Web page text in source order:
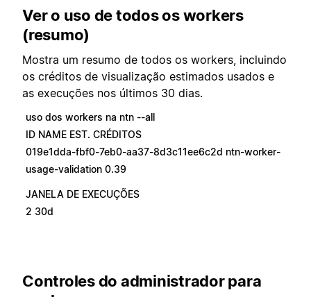
Ver o uso de todos os workers
(resumo)
Mostra um resumo de todos os workers, incluindo
os créditos de visualização estimados usados e
as execuções nos últimos 30 dias.
uso dos workers na ntn --all
ID NAME EST. CRÉDITOS
019e1dda-fbf0-7eb0-aa37-8d3c11ee6c2d ntn-worker-
usage-validation 0.39
JANELA DE EXECUÇÕES
2 30d
Controles do administrador para